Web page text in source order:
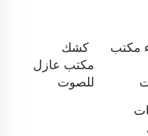
مكتب
كشك
مكتب عازل
للصوت